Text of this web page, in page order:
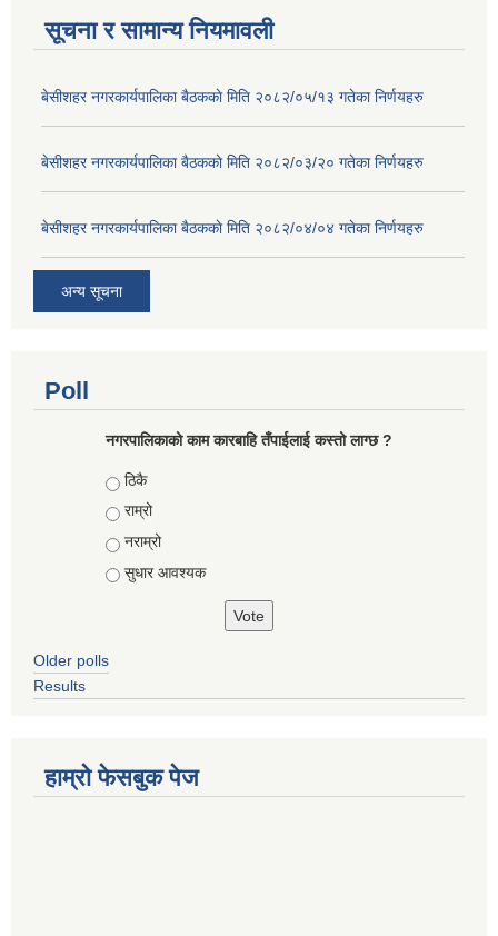
सूचना र सामान्य नियमावली
बे‍‍सीशहर नगरकार्यपालिका बैठककाे मिति २०८२/०५/१३ गतेका निर्णयहरु
बे‍‍सीशहर नगरकार्यपालिका बैठककाे मिति २०८२/०३/२० गतेका निर्णयहरु
बे‍‍सीशहर नगरकार्यपालिका बैठककाे मिति २०८२/०४/०४ गतेका निर्णयहरु
अन्य सूचना
Poll
नगरपालिकाको काम कारबाहि तँपाईलाई कस्तो लाग्छ ?
Choices
ठिकै
राम्रो
नराम्रो
सुधार आवश्यक
Older polls
Results
हाम्रो फेसबुक पेज